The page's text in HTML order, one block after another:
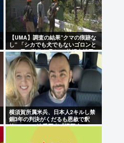
【UMA】調査の結果”クマの痕跡な
し” 「シカでも犬でもないゴロンと
して黒い動物を見た」 札幌市清田
区
横須賀所属米兵、日本人2キルし禁
錮3年の判決がくだるも恩赦で釈
放！ニュー速愛国者「辺野古！」